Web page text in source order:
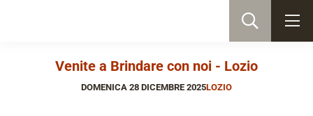
Venite a Brindare con noi - Lozio
DOMENICA 28 DICEMBRE 2025LOZIO